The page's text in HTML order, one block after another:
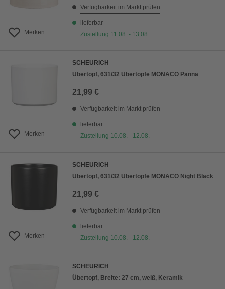
Merken
Verfügbarkeit im Markt prüfen
lieferbar
Zustellung 11.08. - 13.08.
Merken
SCHEURICH
Übertopf, 631/32 Übertöpfe MONACO Panna
21,99 €
Verfügbarkeit im Markt prüfen
lieferbar
Zustellung 10.08. - 12.08.
Merken
SCHEURICH
Übertopf, 631/32 Übertöpfe MONACO Night Black
21,99 €
Verfügbarkeit im Markt prüfen
lieferbar
Zustellung 10.08. - 12.08.
SCHEURICH
Übertopf, Breite: 27 cm, weiß, Keramik